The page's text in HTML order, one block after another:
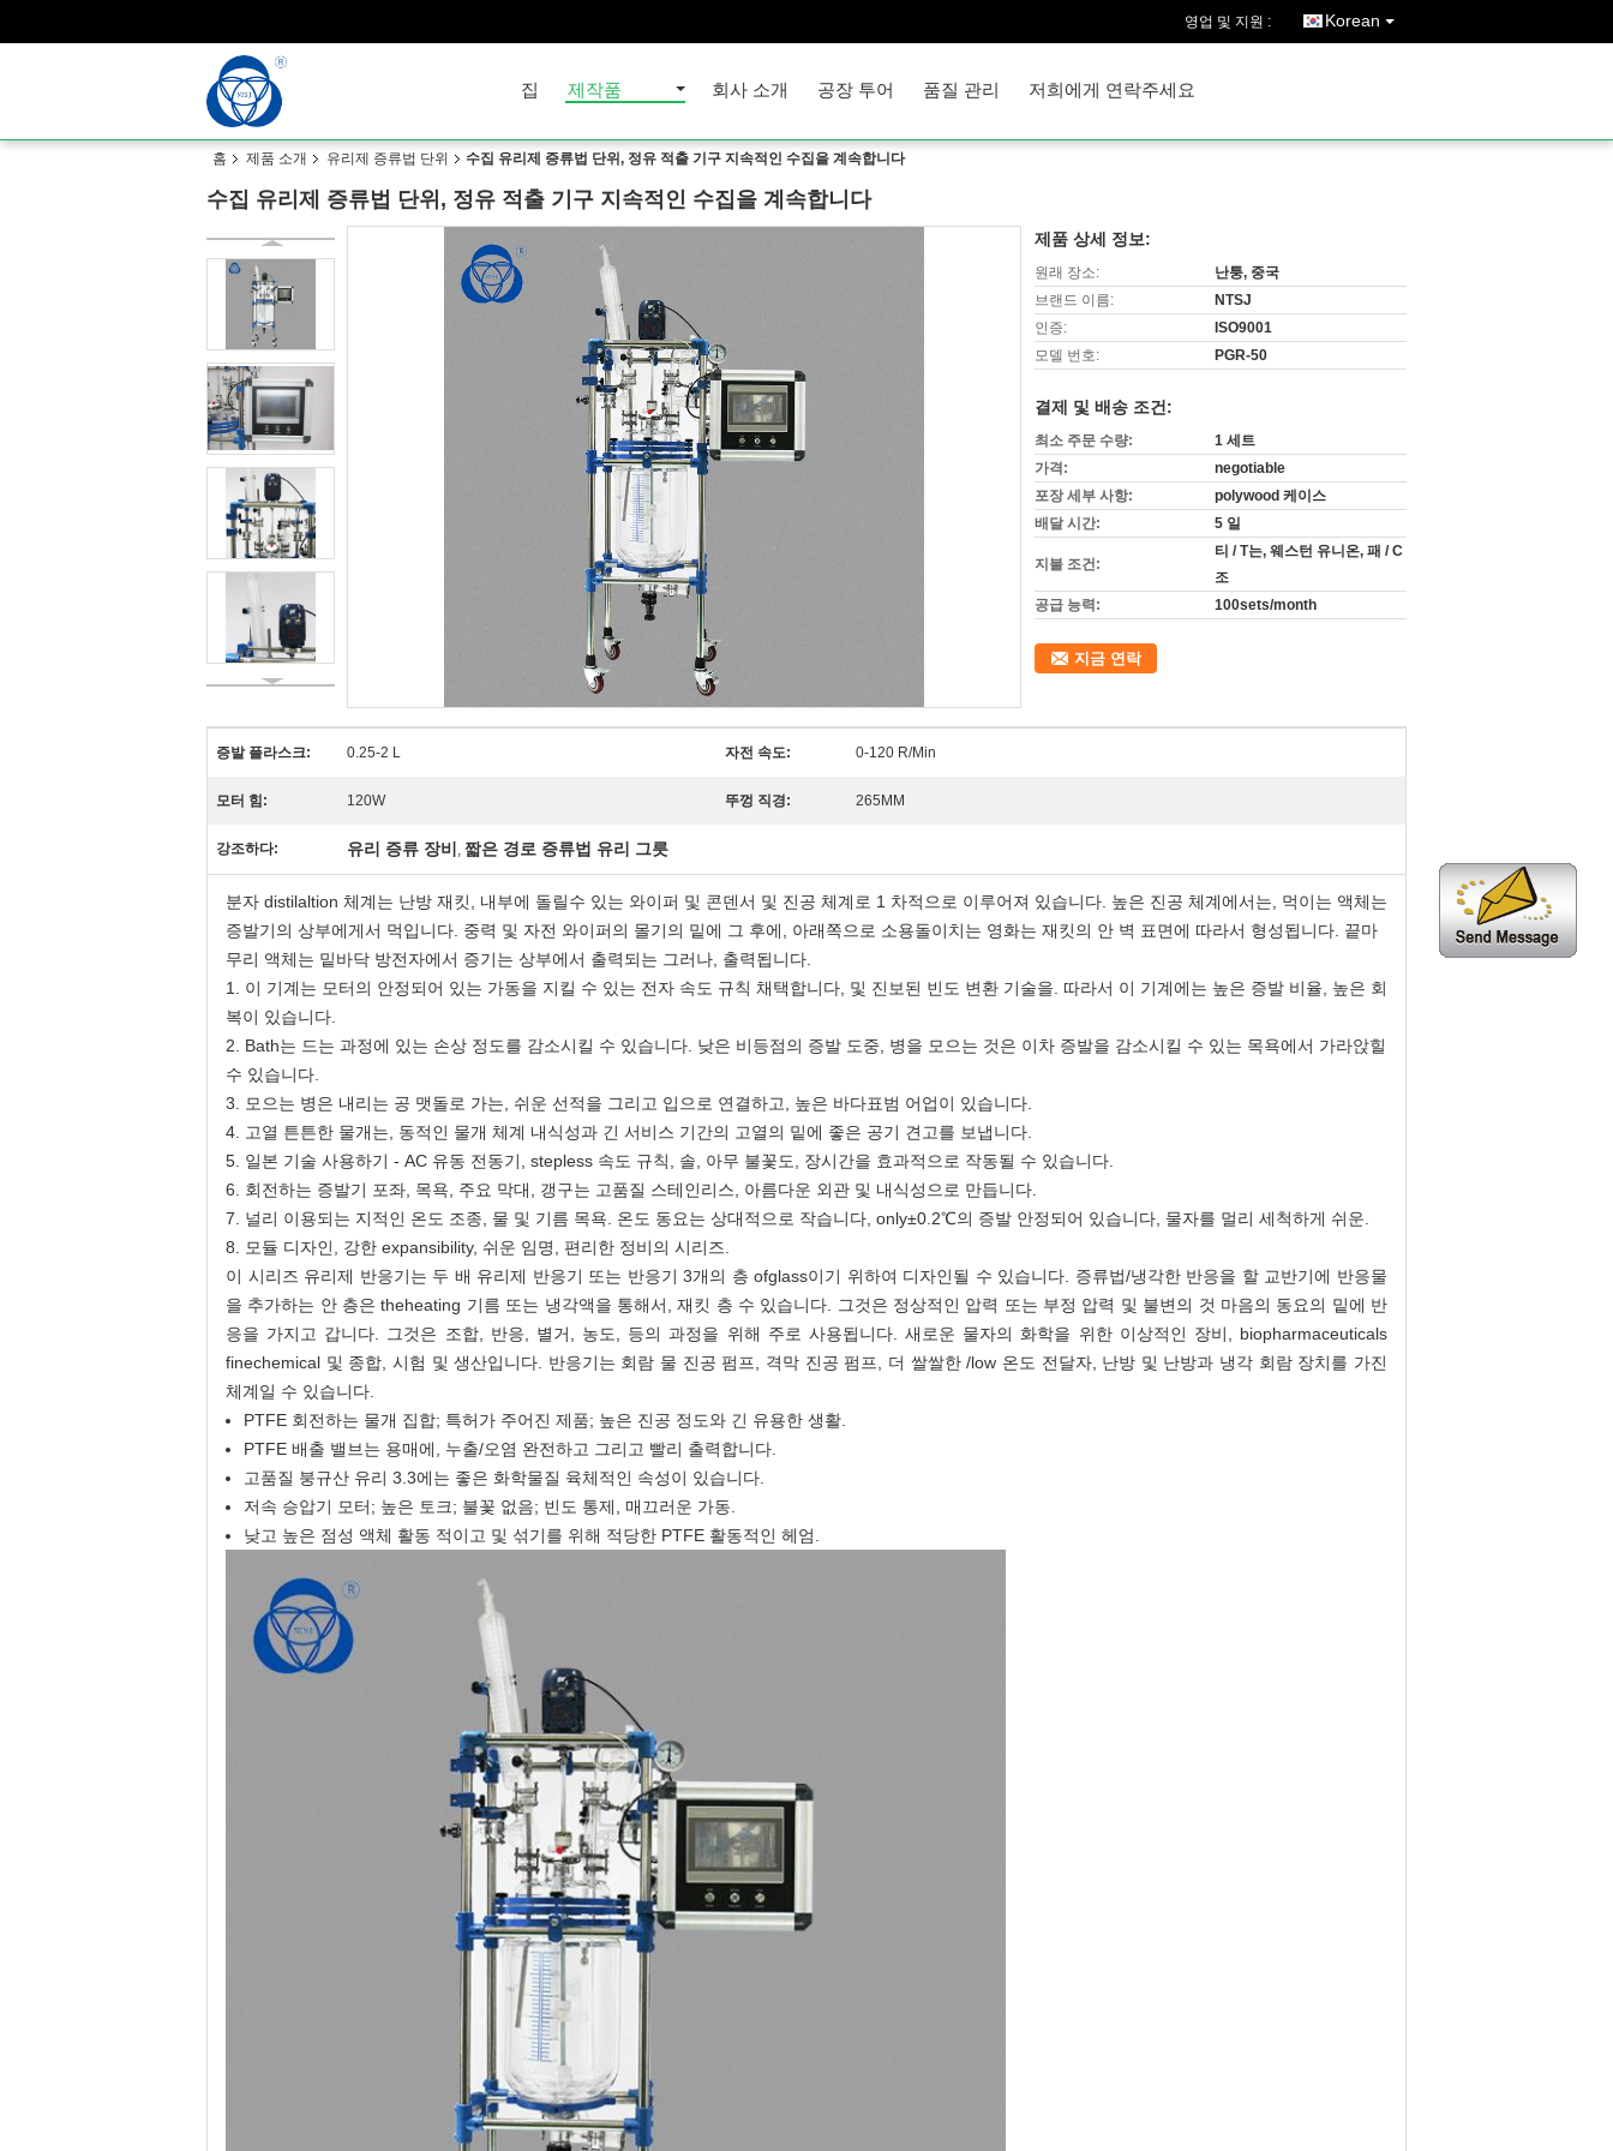
영업 및 지원 : Korean
집 제작품 회사 소개 공장 투어 품질 관리 저희에게 연락주세요
홈 제품 소개 유리제 증류법 단위 수집 유리제 증류법 단위, 정유 적출 기구 지속적인 수집을 계속합니다
수집 유리제 증류법 단위, 정유 적출 기구 지속적인 수집을 계속합니다
제품 상세 정보:
원래 장소:
난퉁, 중국
브랜드 이름:
NTSJ
인증:
ISO9001
모델 번호:
PGR-50
결제 및 배송 조건:
최소 주문 수량:
1 세트
가격:
negotiable
포장 세부 사항:
polywood 케이스
배달 시간:
5 일
지불 조건:
티 / T는, 웨스턴 유니온, 패 / C
조
공급 능력:
100sets/month
지금 연락
증발 플라스크: 0.25-2 L 자전 속도: 0-120 R/Min
모터 힘: 120W 뚜껑 직경: 265MM
강조하다: 유리 증류 장비 , 짧은 경로 증류법 유리 그릇
분자 distilaltion 체계는 난방 재킷, 내부에 돌릴수 있는 와이퍼 및 콘덴서 및 진공 체계로 1 차적으로 이루어져 있습니다. 높은 진공 체계에서는, 먹이는 액체는
증발기의 상부에게서 먹입니다. 중력 및 자전 와이퍼의 몰기의 밑에 그 후에, 아래쪽으로 소용돌이치는 영화는 재킷의 안 벽 표면에 따라서 형성됩니다. 끝마
무리 액체는 밑바닥 방전자에서 증기는 상부에서 출력되는 그러나, 출력됩니다.
1. 이 기계는 모터의 안정되어 있는 가동을 지킬 수 있는 전자 속도 규칙 채택합니다, 및 진보된 빈도 변환 기술을. 따라서 이 기계에는 높은 증발 비율, 높은 회
복이 있습니다.
2. Bath는 드는 과정에 있는 손상 정도를 감소시킬 수 있습니다. 낮은 비등점의 증발 도중, 병을 모으는 것은 이차 증발을 감소시킬 수 있는 목욕에서 가라앉힐
수 있습니다.
3.
모으는 병은 내리는 공 맷돌로 가는, 쉬운 선적을 그리고 입으로 연결하고, 높은 바다표범 어업이 있습니다.
4.
고열 튼튼한 물개는, 동적인 물개 체계 내식성과 긴 서비스 기간의 고열의 밑에 좋은 공기 견고를 보냅니다.
5. 일본 기술 사용하기 - AC 유동 전동기, stepless 속도 규칙, 솔, 아무 불꽃도, 장시간을 효과적으로 작동될 수 있습니다.
6. 회전하는 증발기 포좌, 목욕, 주요 막대, 갱구는 고품질 스테인리스, 아름다운 외관 및 내식성으로 만듭니다.
7. 널리 이용되는 지적인 온도 조종, 물 및 기름 목욕. 온도 동요는 상대적으로 작습니다, only±0.2℃의 증발 안정되어 있습니다, 물자를 멀리 세척하게 쉬운.
8.
모듈 디자인, 강한 expansibility, 쉬운 임명, 편리한 정비의 시리즈.
이 시리즈 유리제 반응기는 두 배 유리제 반응기 또는 반응기 3개의 층 ofglass이기 위하여 디자인될 수 있습니다. 증류법/냉각한 반응을 할 교반기에 반응물
을 추가하는 안 층은 theheating 기름 또는 냉각액을 통해서, 재킷 층 수 있습니다. 그것은 정상적인 압력 또는 부정 압력 및 불변의 것 마음의 동요의 밑에 반
응을 가지고 갑니다. 그것은 조합, 반응, 별거, 농도, 등의 과정을 위해 주로 사용됩니다. 새로운 물자의 화학을 위한 이상적인 장비, biopharmaceuticals
finechemical 및 종합, 시험 및 생산입니다. 반응기는 회람 물 진공 펌프, 격막 진공 펌프, 더 쌀쌀한 /low 온도 전달자, 난방 및 난방과 냉각 회람 장치를 가진
체계일 수 있습니다.
PTFE 회전하는 물개 집합; 특허가 주어진 제품; 높은 진공 정도와 긴 유용한 생활.
PTFE 배출 밸브는 용매에, 누출/오염 완전하고 그리고 빨리 출력합니다.
고품질 붕규산 유리 3.3에는 좋은 화학물질 육체적인 속성이 있습니다.
저속 승압기 모터; 높은 토크; 불꽃 없음; 빈도 통제, 매끄러운 가동.
낮고 높은 점성 액체 활동 적이고 및 섞기를 위해 적당한 PTFE 활동적인 헤엄.